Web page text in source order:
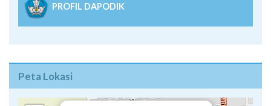
PROFIL DAPODIK
Peta Lokasi